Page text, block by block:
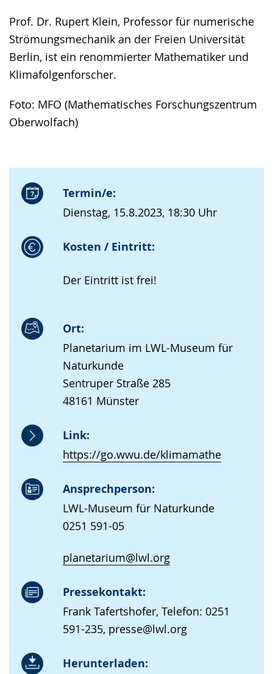
Prof. Dr. Rupert Klein, Professor für numerische
Strömungsmechanik an der Freien Universität
Berlin, ist ein renommierter Mathematiker und
Klimafolgenforscher.
Foto: MFO (Mathematisches Forschungszentrum
Oberwolfach)
Termin/e:
Dienstag, 15.8.2023, 18:30 Uhr
Kosten / Eintritt:
Der Eintritt ist frei!
Ort:
Planetarium im LWL-Museum für
Naturkunde
Sentruper Straße 285
48161 Münster
Link:
https://go.wwu.de/klimamathe
Ansprechperson:
LWL-Museum für Naturkunde
0251 591-05
planetarium@lwl.org
Pressekontakt:
Frank Tafertshofer, Telefon: 0251
591-235, presse@lwl.org
Herunterladen: